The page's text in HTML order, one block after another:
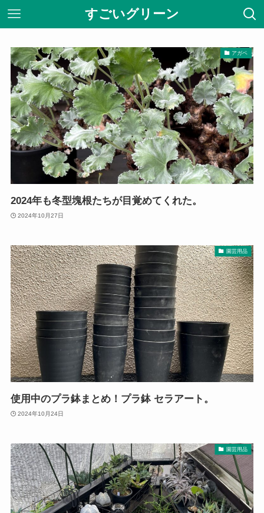
すごいグリーン
アガベ
2024年も冬型塊根たちが目覚めてくれた。
2024年10月27日
園芸用品
使用中のプラ鉢まとめ！プラ鉢 セラアート。
2024年10月24日
園芸用品